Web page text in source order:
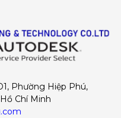
Phường Hiệp Phú,
Chí Minh